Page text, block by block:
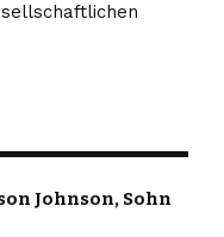
Johnson, Sohn